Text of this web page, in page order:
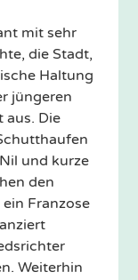
mit sehr
die Stadt,
Haltung
jüngeren
aus. Die
und kurze
den
Franzose
Weiterhin